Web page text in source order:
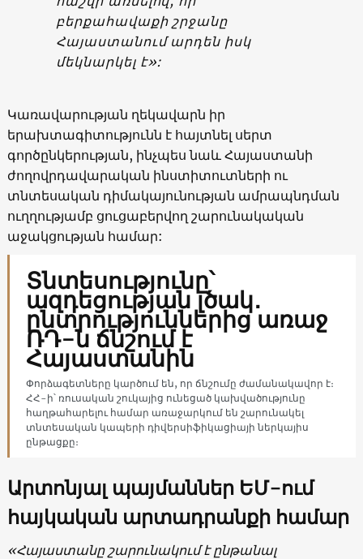
բերքահավաքի շրջանը
Հայաստանում արդեն իսկ
մեկնարկել է»:
Կառավարության ղեկավարն իր
երախտագիտությունն է հայտնել սերտ
գործընկերության, ինչպես նաև Հայաստանի
ժողովրդավարական ինստիտուտների ու
տնտեսական դիմակայունության ամրապնդման
ուղղությամբ ցուցաբերվող շարունակական
աջակցության համար:
Տնտեսությունը՝
ազդեցության լծակ․
ընտրություններից առաջ
ՌԴ-ն ճնշում է
Հայաստանին
Փորձագետները կարծում են, որ ճնշումը ժամանակավոր է։
ՀՀ-ի՝ ռուսական շուկայից ունեցած կախվածությունը
հաղթահարելու համար առաջարկում են շարունակել
տնտեսական կապերի դիվերսիֆիկացիայի ներկայիս
ընթացքը։
Արտոնյալ պայմաններ ԵՄ-ում
հայկական արտադրանքի համար
«Հայաստանը շարունակում է ընթանալ